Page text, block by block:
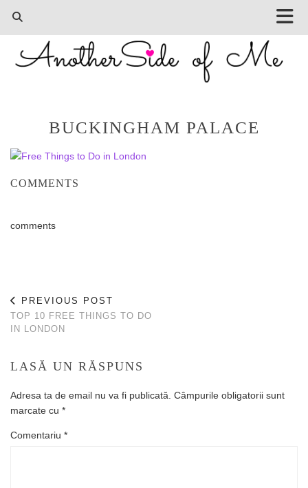
BUCKINGHAM PALACE
COMMENTS
comments
PREVIOUS POST
TOP 10 FREE THINGS TO DO
IN LONDON
LASĂ UN RĂSPUNS
Adresa ta de email nu va fi publicată. Câmpurile obligatorii sunt
marcate cu *
Comentariu *